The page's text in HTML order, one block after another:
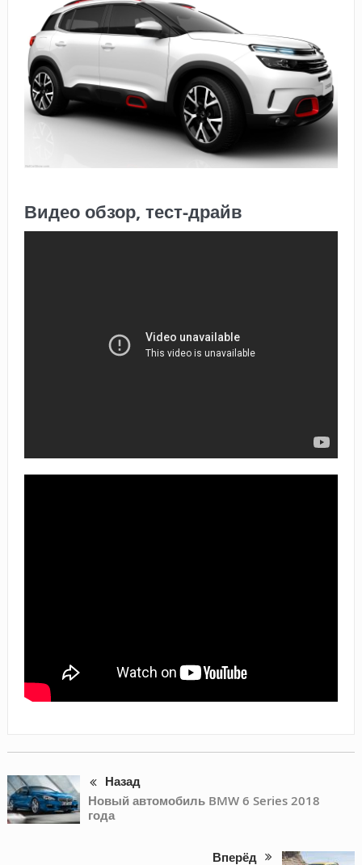
Видео обзор, тест-драйв
Назад
Новый автомобиль BMW 6 Series 2018
года
Вперёд